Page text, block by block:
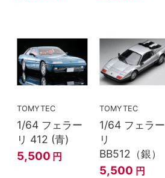
TOMYTEC
1/64 フェラー
リ 412 (青)
5,500 円
TOMYTEC
1/64 フェラー
リ
BB512（銀）
5,500 円